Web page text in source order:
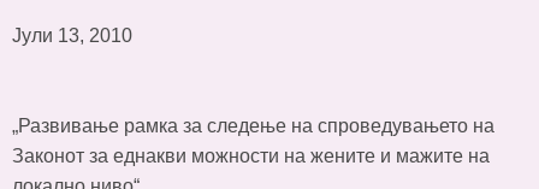
Јули 13, 2010
„Развивање рамка за следење на спроведувањето на
Законот за еднакви можности на жените и мажите на